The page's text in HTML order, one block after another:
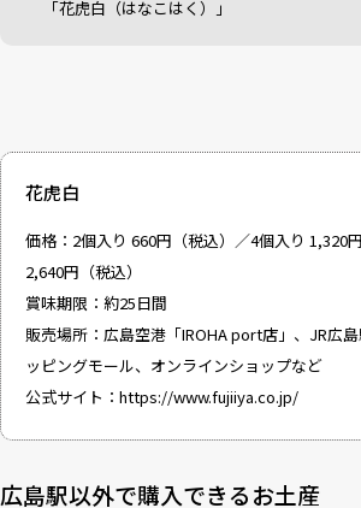
「花虎白（はなこはく）」
花虎白
価格：2個入り 660円（税込）／4個入り 1,320
2,640円（税込）
賞味期限：約25日間
販売場所：広島空港「IROHA port店」、JR広
ッピングモール、 オンラインショップなど
公式サイト： https://www.fujiiya.co.jp/
広島駅以外で購入できるお土産